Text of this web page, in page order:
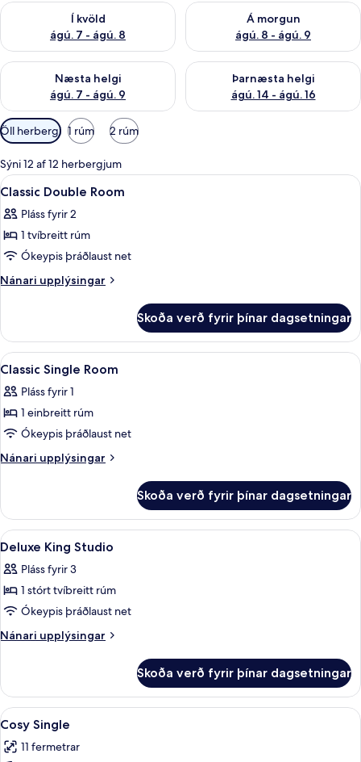
Í kvöld
ágú. 7 - ágú. 8
Athuga framboð í kvöld ágú. 7 - ágú. 8
Á morgun
ágú. 8 - ágú. 9
Athuga framboð á morgun
Næsta helgi
ágú. 7 - ágú. 9
Athuga framboð næstu helgi ágú. 7 - ágú. 9
Þarnæsta helgi
ágú. 14 - ágú. 16
Athuga framboð þarnæstu
Síur
í
boði
fyrir
herbergi
Öll herbergi 1 rúm 2 rúm
Sýni 12 af 12 herbergjum
Skoða
allar
myndir
fyrir
Classic
Double
Rúmföt af bestu gerð, myrkratjöld/-
3
Classic Double Room
Pláss fyrir 2
1 tvíbreitt rúm
Ókeypis þráðlaust net
Nánari upplýsingar
Nánari
Double
Room
Skoða verð fyrir þínar dagsetningar
Skoða
allar
myndir
fyrir
Classic
Single
Rúmföt af bestu gerð, myrkratjöld/-
4
Classic Single Room
Pláss fyrir 1
1 einbreitt rúm
Ókeypis þráðlaust net
Nánari upplýsingar
Nánari
Single
Room
Skoða verð fyrir þínar dagsetningar
Skoða
allar
myndir
fyrir
Deluxe
King
Rúmföt af bestu gerð, myrkratjöld/-
7
Deluxe King Studio
Pláss fyrir 3
1 stórt tvíbreitt rúm
Ókeypis þráðlaust net
Nánari upplýsingar
Nánari
King
Studio
Skoða verð fyrir þínar dagsetningar
Skoða
allar
myndir
Cosy Single | Rúmföt af bestu
5
Cosy Single
11 fermetrar